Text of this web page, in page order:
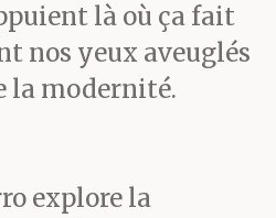
des
à
chaque
là où ça fait
nos yeux aveuglés
la modernité.
explore la